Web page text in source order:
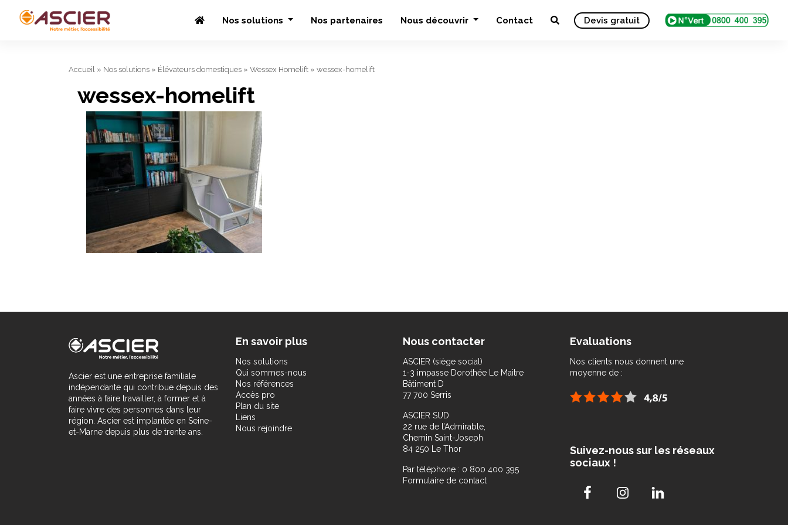
Nos solutions Nos partenaires Nous découvrir Contact Devis gratuit
Accueil » Nos solutions » Élévateurs domestiques » Wessex Homelift » wessex-homelift
wessex-homelift
Ascier est une entreprise familiale
indépendante qui contribue depuis des
années à faire travailler, à former et à
faire vivre des personnes dans leur
région. Ascier est implantée en Seine-
et-Marne depuis plus de trente ans.
En savoir plus
Nos solutions
Qui sommes-nous
Nos références
Accès pro
Plan du site
Liens
Nous rejoindre
Nous contacter
ASCIER (siège social)
1-3 impasse Dorothée Le Maitre
Bâtiment D
77 700 Serris
ASCIER SUD
22 rue de l’Admirable,
Chemin Saint-Joseph
84 250 Le Thor
Par téléphone : 0 800 400 395
Formulaire de contact
Evaluations
Nos clients nous donnent une
moyenne de :
Suivez-nous sur les réseaux
sociaux !